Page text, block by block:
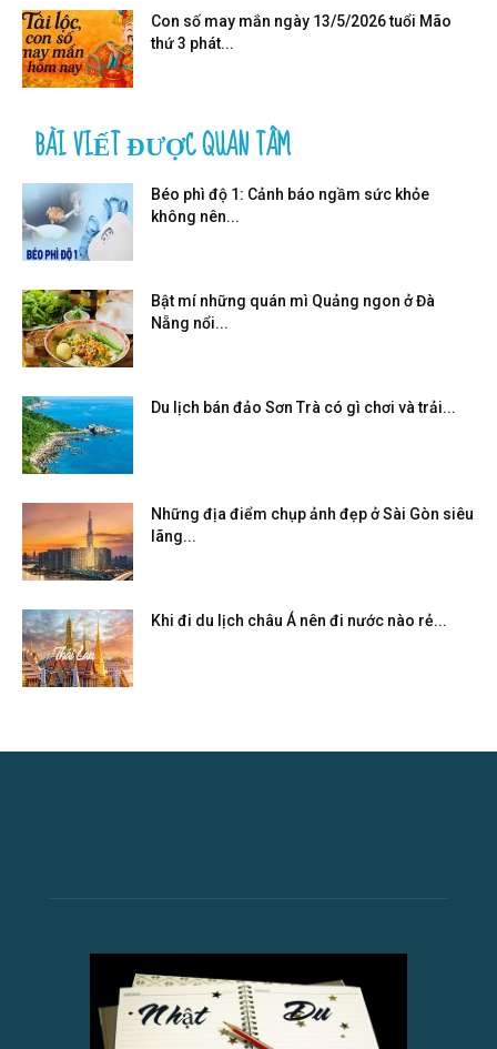
Con số may mắn ngày 13/5/2026 tuổi Mão
thứ 3 phát...
BÀI VIẾT ĐƯỢC QUAN TÂM
Béo phì độ 1: Cảnh báo ngầm sức khỏe
không nên...
Bật mí những quán mì Quảng ngon ở Đà
Nẵng nổi...
Du lịch bán đảo Sơn Trà có gì chơi và trải...
Những địa điểm chụp ảnh đẹp ở Sài Gòn siêu
lãng...
Khi đi du lịch châu Á nên đi nước nào rẻ...